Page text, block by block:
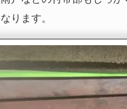
なります。